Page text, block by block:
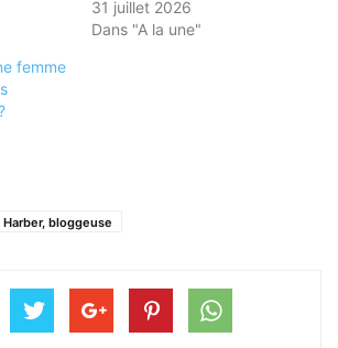
31 juillet 2026
Dans "A la une"
femme
Harber, bloggeuse